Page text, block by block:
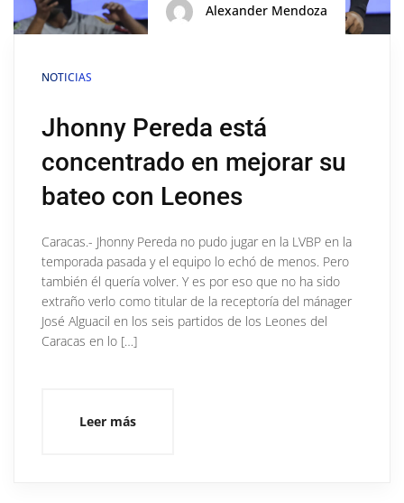
Alexander Mendoza
NOTICIAS
Jhonny Pereda está
concentrado en mejorar su
bateo con Leones
Caracas.- Jhonny Pereda no pudo jugar en la LVBP en la
temporada pasada y el equipo lo echó de menos. Pero
también él quería volver. Y es por eso que no ha sido
extraño verlo como titular de la receptoría del mánager
José Alguacil en los seis partidos de los Leones del
Caracas en lo […]
Leer más